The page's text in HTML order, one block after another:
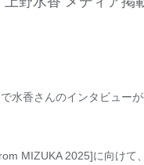
水香さんのインタビュー
MIZUKA 2025]に向けて